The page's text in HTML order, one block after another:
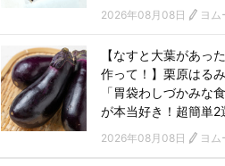
2026年08月08日 ヨム
【なすと大葉があっ
作って！】栗原はる
「胃袋わしづかみな
が本当好き！超簡単2
2026年08月08日 ヨム